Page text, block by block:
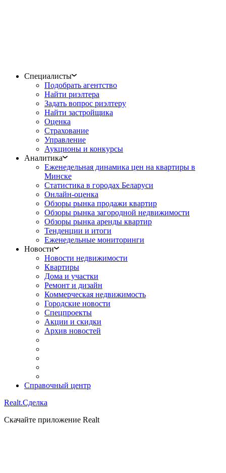
Специалисты
Подобрать агентство
Найти риэлтера
Задать вопрос риэлтеру
Найти застройщика
Оценка
Страхование
Управление
Аукционы и конкурсы
Аналитика
Еженедельная динамика цен на квартиры в
Минске
Статистика в городах Беларуси
Онлайн-оценка
Обзоры рынка продажи квартир
Обзоры рынка загородной недвижимости
Обзоры рынка аренды квартир
Тенденции и итоги
Еженедельные мониторинги
Новости
Новости недвижимости
Квартиры
Дома и участки
Ремонт и дизайн
Коммерческая недвижимость
Городские новости
Спецпроекты
Акции и скидки
Архив новостей
Справочный центр
Realt.Сделка
Скачайте приложение Realt